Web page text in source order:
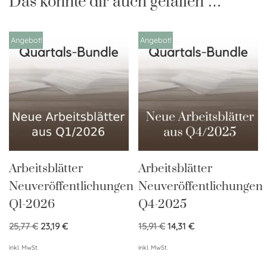
Angebot!
Arbeitsblätter
Neuveröffentlichungen
Q1-2026
25,77€ 23,19€
inkl. MwSt.
Angebot!
Arbeitsblätter
Neuveröffentlichungen
Q4-2025
15,91€ 14,31€
inkl. MwSt.